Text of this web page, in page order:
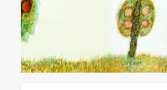
5.Преувеличить, сказать
П. для красного словца.
что к чему. Складывая
(одно число к другому).К